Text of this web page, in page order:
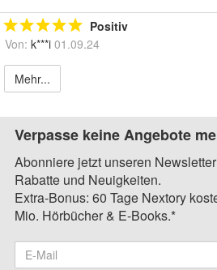
Positiv
Von: k***i 01.09.24
Mehr...
Verpasse keine Angebote
Abonniere jetzt unseren
Rabatte und Neuigkeiten.
Extra-Bonus: 60 Tage Nextory
Mio. Hörbücher & E-Books.*